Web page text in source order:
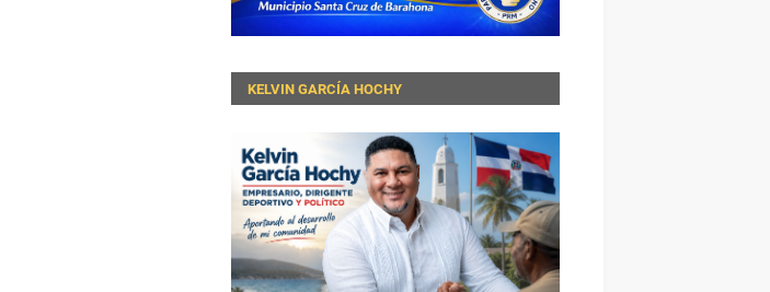
KELVIN GARCÍA HOCHY